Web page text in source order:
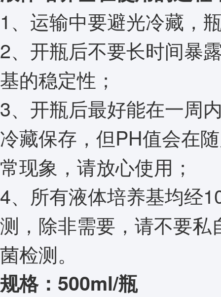
1、运输中要避光冷藏，
2、开瓶后不要长时间暴
基的稳定性；
3、开瓶后最好能在一周
冷藏保存，但PH值会在
常现象，请放心使用；
4、所有液体培养基均经
测，除非需要，请不要
菌检测。
规格：500ml/瓶